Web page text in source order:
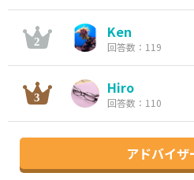
Ken
回答数：119
Hiro
回答数：110
アドバイザ